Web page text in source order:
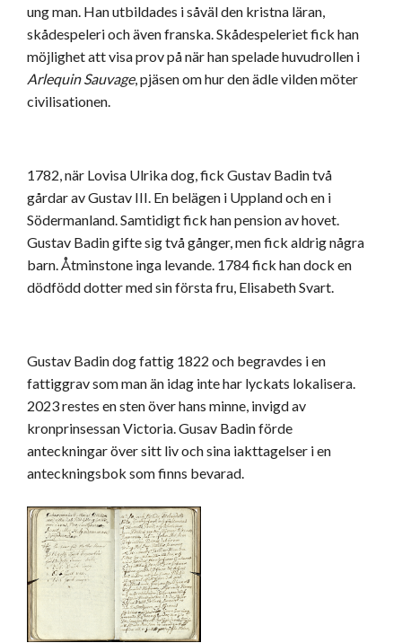
ung man. Han utbildades i såväl den kristna läran,
skådespeleri och även franska. Skådespeleriet fick han
möjlighet att visa prov på när han spelade huvudrollen i
Arlequin Sauvage, pjäsen om hur den ädle vilden möter
civilisationen.
1782, när Lovisa Ulrika dog, fick Gustav Badin två
gårdar av Gustav III. En belägen i Uppland och en i
Södermanland. Samtidigt fick han pension av hovet.
Gustav Badin gifte sig två gånger, men fick aldrig några
barn. Åtminstone inga levande. 1784 fick han dock en
dödfödd dotter med sin första fru, Elisabeth Svart.
Gustav Badin dog fattig 1822 och begravdes i en
fattiggrav som man än idag inte har lyckats lokalisera.
2023 restes en sten över hans minne, invigd av
kronprinsessan Victoria. Gusav Badin förde
anteckningar över sitt liv och sina iakttagelser i en
anteckningsbok som finns bevarad.